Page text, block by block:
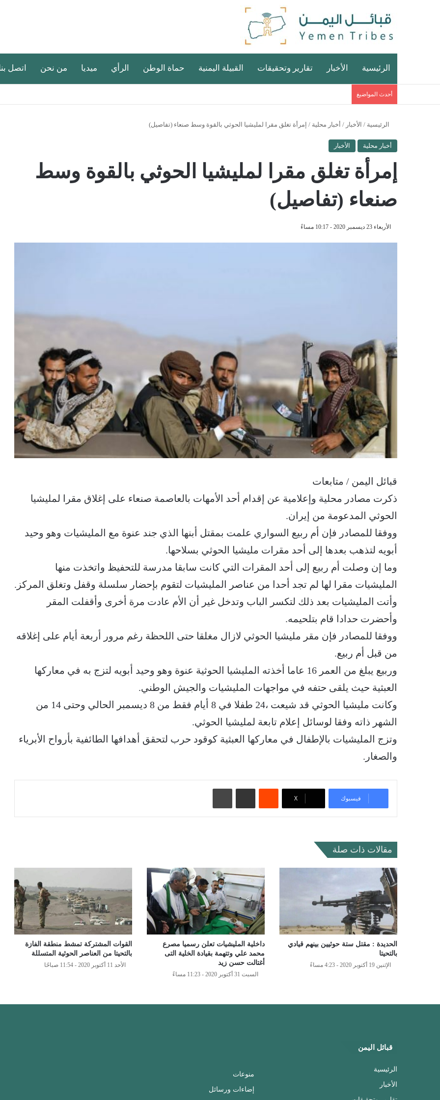
الرئيسية الأخبار تقارير وتحقيقات القبيلة اليمنية حماة الوطن الرأي ميديا من نحن اتصل
أحدث المواضيغ
الرئيسية / الأخبار / أخبار محلية / إمرأة تغلق مقرا لمليشيا الحوثي بالقوة وسط صنعاء (تفاصيل)
أخبار محلية الأخبار
إمرأة تغلق مقرا لمليشيا الحوثي بالقوة وسط
صنعاء (تفاصيل)
الأربعاء 23 ديسمبر 2020 - 10:17 مساءً
قبائل اليمن / متابعات
ذكرت مصادر محلية وإعلامية عن إقدام أحد الأمهات بالعاصمة صنعاء على إغلاق مقرا لمليشيا
الحوثي المدعومة من إيران.
ووفقا للمصادر فإن أم ربيع السواري علمت بمقتل أبنها الذي جند عنوة مع المليشيات وهو وحيد
أبويه لتذهب بعدها إلى أحد مقرات مليشيا الحوثي بسلاحها.
وما إن وصلت أم ربيع إلى أحد المقرات التي كانت سابقا مدرسة للتحفيظ واتخذت منها
المليشيات مقرا لها لم تجد أحدا من عناصر المليشيات لتقوم بإحضار سلسلة وقفل وتغلق المركز.
وأتت المليشيات بعد ذلك لتكسر الباب وتدخل غير أن الأم عادت مرة أخرى وأقفلت المقر
وأحضرت حدادا قام بتلحيمه.
ووفقا للمصادر فإن مقر مليشيا الحوثي لازال مغلقا حتى اللحظة رغم مرور أربعة أيام على إغلاقه
من قبل أم ربيع.
وربيع يبلغ من العمر 16 عاما أخذته المليشيا الحوثية عنوة وهو وحيد أبويه لتزج به في معاركها
العبثية حيث يلقى حتفه في مواجهات المليشيات والجيش الوطني.
وكانت مليشيا الحوثي قد شيعت ،24 طفلا في 8 أيام فقط من 8 ديسمبر الحالي وحتى 14 من
الشهر ذاته وفقا لوسائل إعلام تابعة لمليشيا الحوثي.
وتزج المليشيات بالإطفال في معاركها العبثية كوقود حرب لتحقق أهدافها الطائفية بأرواح الأبرياء
والصغار.
فيسبوك ‫X
مقالات ذات صلة
الحديدة : مقتل ستة حوثيين بينهم قيادي
بالتحيتا
الإثنين 19 أكتوبر 2020 - 4:23 مساءً
داخلية المليشيات تعلن رسميا مصرع
محمد علي وتتهمة بقيادة الخلية التى
أغتالت حسن زيد
السبت 31 أكتوبر 2020 - 11:23 مساءً
القوات المشتركة تمشط منطقة الفازة
بالتحيتا من العناصر الحوثية المتسللة
الأحد 11 أكتوبر 2020 - 11:54 صباحًا
قبائل اليمن
الرئيسية
الأخبار
منوعات
إضاءات ورسائل